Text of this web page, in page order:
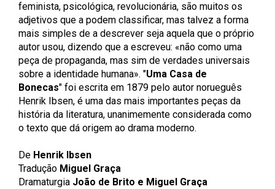
feminista, psicológica, revolucionária, são muitos os
adjetivos que a podem classificar, mas talvez a forma
mais simples de a descrever seja aquela que o próprio
autor usou, dizendo que a escreveu: «não como uma
peça de propaganda, mas sim de verdades universais
sobre a identidade humana». "Uma Casa de
Bonecas" foi escrita em 1879 pelo autor norueguês
Henrik Ibsen, é uma das mais importantes peças da
história da literatura, unanimemente considerada como
o texto que dá origem ao drama moderno.
De Henrik Ibsen
Tradução Miguel Graça
Dramaturgia João de Brito e Miguel Graça